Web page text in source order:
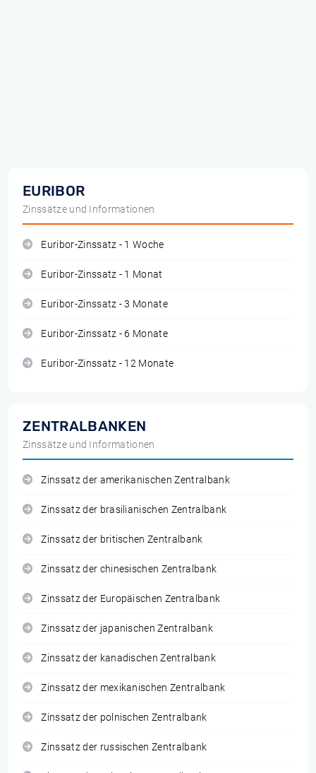
EURIBOR
Zinssätze und Informationen
Euribor-Zinssatz - 1 Woche
Euribor-Zinssatz - 1 Monat
Euribor-Zinssatz - 3 Monate
Euribor-Zinssatz - 6 Monate
Euribor-Zinssatz - 12 Monate
ZENTRALBANKEN
Zinssätze und Informationen
Zinssatz der amerikanischen Zentralbank
Zinssatz der brasilianischen Zentralbank
Zinssatz der britischen Zentralbank
Zinssatz der chinesischen Zentralbank
Zinssatz der Europäischen Zentralbank
Zinssatz der japanischen Zentralbank
Zinssatz der kanadischen Zentralbank
Zinssatz der mexikanischen Zentralbank
Zinssatz der polnischen Zentralbank
Zinssatz der russischen Zentralbank